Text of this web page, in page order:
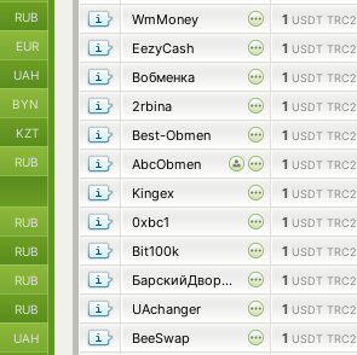
WmMoney
1 USDT
EezyCash
1 USDT
Вобменка
1 USDT
2rbina
1 USDT
Best-Obmen
1 USDT
AbcObmen
1 USDT
Kingex
1 USDT
0xbc1
1 USDT
Bit100k
1 USDT
БарскийДворОбмен
1 USDT
UAchanger
1 USDT
BeeSwap
1 USDT
RUB
EUR
UAH
BYN
KZT
RUB
RUB
RUB
RUB
RUB
UAH